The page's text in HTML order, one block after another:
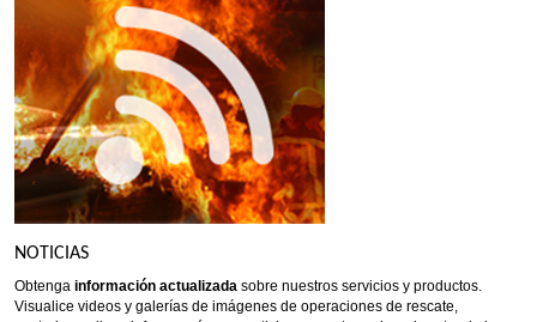
NOTICIAS
Obtenga información actualizada sobre nuestros servicios y productos.
Visualice videos y galerías de imágenes de operaciones de rescate,